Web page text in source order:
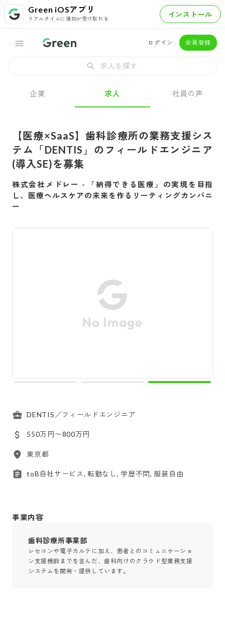
Green iOSアプリ
リアルタイムに通知が受け取れる インストール
ログイン 会員登録
求人を探す
企業 求人 社員の声
【医療×SaaS】歯科診療所の業務支援シス
テム「DENTIS」のフィールドエンジニア
(導入SE)を募集
株式会社メドレー -
「納得できる医療」の実現を目指
し、医療ヘルスケアの未来を作るリーティングカンパニ
ー
DENTIS／フィールドエンジニア
550万円〜800万円
東京都
toB自社サービス, 転勤なし, 学歴不問, 服装自由
事業内容
歯科診療所事業部
レセコンや電子カルテに加え、患者とのコミュニケーショ
ン支援機能までを含んだ、歯科向けのクラウド型業務支援
システムを開発・提供しています。